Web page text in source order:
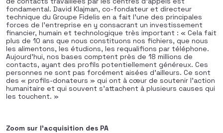
fondamental. David Klajman, co-fondateur et directeur
technique du Groupe Fidelis en a fait l’une des principales
forces de l’entreprise en y consacrant un investissement
financier, humain et technologique très important : « Cela fait
plus de 10 ans que nous constituons nos fichiers, que nous
les alimentons, les étudions, les requalifions par téléphone.
Aujourd’hui, nos bases comptent près de 18 millions de
contacts, ayant des profils potentiellement généreux. Ces
personnes ne sont pas forcément aisées d’ailleurs. Ce sont
des « profils-donateurs » qui ont à cœur de soutenir l’action
humanitaire et qui souvent s’attachent à plusieurs causes qui
les touchent. »
Zoom sur l’acquisition des PA